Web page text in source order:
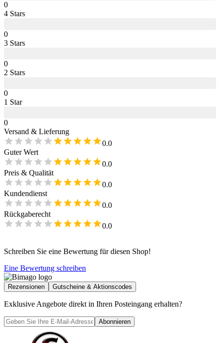
0
4 Stars
0
3 Stars
0
2 Stars
0
1 Star
0
Versand & Lieferung
0.0
Guter Wert
0.0
Preis & Qualität
0.0
Kundendienst
0.0
Rückgaberecht
0.0
Schreiben Sie eine Bewertung für diesen Shop!
Eine Bewertung schreiben
Rezensionen Gutscheine & Aktionscodes
Exklusive Angebote direkt in Ihren Posteingang erhalten?
Abonnieren